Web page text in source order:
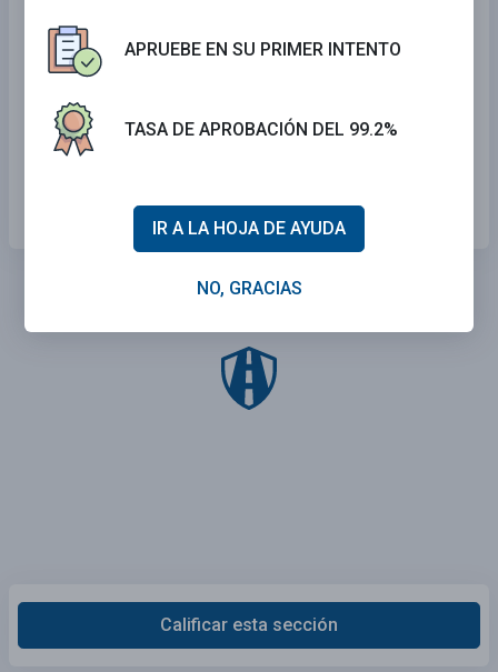
Camino serpenteante.
Calificar esta sección
APRUEBE EN SU PRIMER INTENTO
TASA DE APROBACIÓN DEL 99.2%
IR A LA HOJA DE AYUDA
NO, GRACIAS